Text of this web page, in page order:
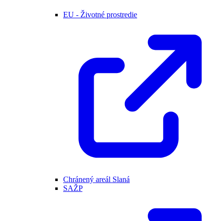
EU - Životné prostredie
Chránený areál Slaná
SAŽP